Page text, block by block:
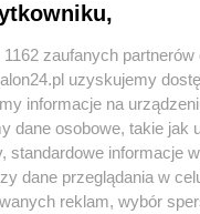
zaufanych partnerów
uzyskujemy
informacje na
dane osobowe, takie jak
standardowe informacje
dane przeglądania w
reklam, wybór